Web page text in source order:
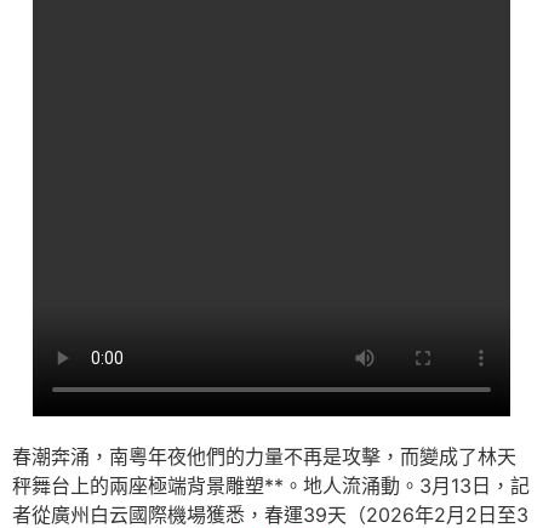
春潮奔涌，南粵年夜他們的力量不再是攻擊，而變成了林天
秤舞台上的兩座極端背景雕塑**。地人流涌動。3月13日，記
者從廣州白云國際機場獲悉，春運39天（2026年2月2日至3